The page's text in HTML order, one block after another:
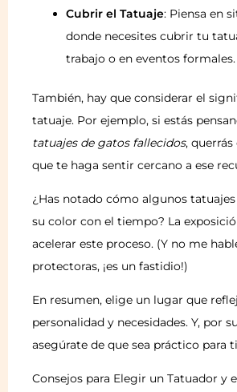
Cubrir el Tatuaje: Piensa en
donde necesites cubrir tu
trabajo o en eventos formales.
También, hay que considerar el
tatuaje. Por ejemplo, si estás
tatuajes de gatos fallecidos,
que te haga sentir cercano a ese
¿Has notado cómo algunos
su color con el tiempo? La
acelerar este proceso. (Y no me
protectoras, ¡es un fastidio!)
En resumen, elige un lugar que
personalidad y necesidades. Y, por
asegúrate de que sea práctico para
Consejos para Elegir un Tatuador y